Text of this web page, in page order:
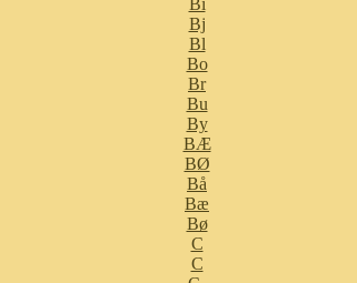
Bi
Bj
Bl
Bo
Br
Bu
By
BÆ
BØ
Bå
Bæ
Bø
C
C